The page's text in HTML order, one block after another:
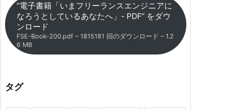
“電子書籍「いまフリーランスエンジニアに
なろうとしているあなたへ」- PDF” をダウ
ンロード
FSE-Book-200.pdf – 1815181 回のダウンロード – 1.2
6 MB
タグ